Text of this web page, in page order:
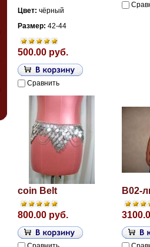
Цвет: чёрный
Размер: 42-44
500.00 руб.
Сравнить
coin Belt
800.00 руб.
B02-